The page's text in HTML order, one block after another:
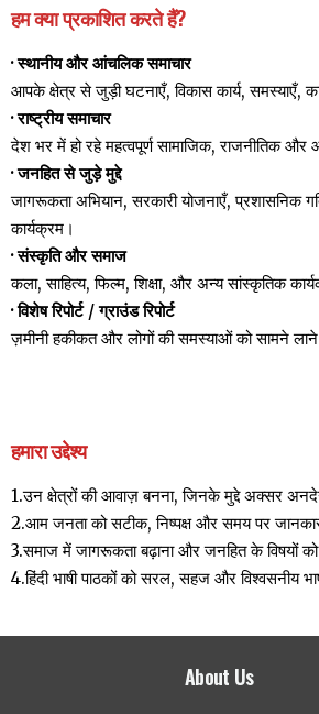
हम क्या प्रकाशित करते हैं?
· स्थानीय और आंचलिक समाचार
आपके क्षेत्र से जुड़ी घटनाएँ, विकास कार्य, समस्याएँ,
· राष्ट्रीय समाचार
देश भर में हो रहे महत्वपूर्ण सामाजिक, राजनीतिक और
· जनहित से जुड़े मुद्दे
जागरूकता अभियान, सरकारी योजनाएँ, प्रशासनिक
कार्यक्रम।
· संस्कृति और समाज
कला, साहित्य, फिल्म, शिक्षा, और अन्य सांस्कृतिक
· विशेष रिपोर्ट / ग्राउंड रिपोर्ट
ज़मीनी हकीकत और लोगों की समस्याओं को सामने लाने
हमारा उद्देश्य
1.उन क्षेत्रों की आवाज़ बनना, जिनके मुद्दे अक्सर
2.आम जनता को सटीक, निष्पक्ष और समय पर
3.समाज में जागरूकता बढ़ाना और जनहित के विषयों को
4.हिंदी भाषी पाठकों को सरल, सहज और विश्वसनीय
About Us